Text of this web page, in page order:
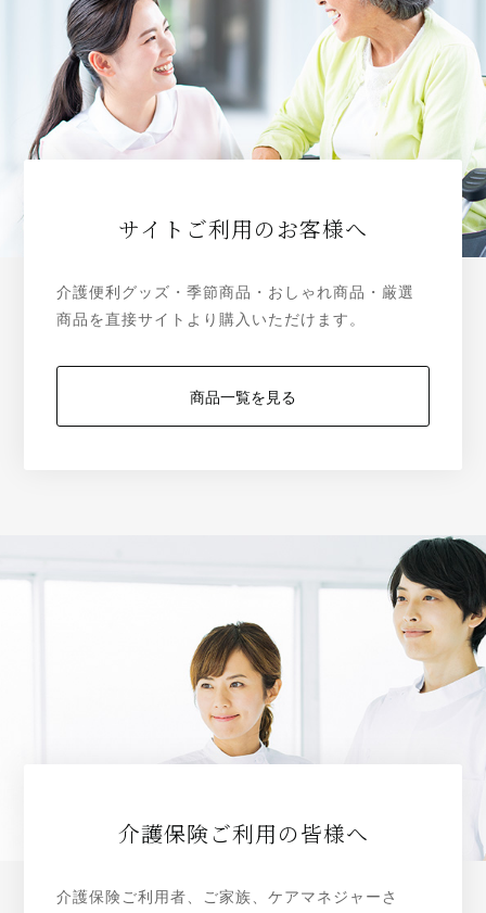
サイトご利用のお客様へ
介護便利グッズ・季節商品・おしゃれ商品・厳選
商品を直接サイトより購入いただけます。
商品一覧を見る
介護保険ご利用の皆様へ
介護保険ご利用者、ご家族、ケアマネジャーさ